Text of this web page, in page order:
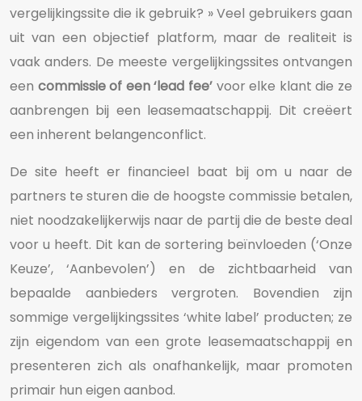
vergelijkingssite die ik gebruik? » Veel gebruikers gaan
uit van een objectief platform, maar de realiteit is
vaak anders. De meeste vergelijkingssites ontvangen
een commissie of een ‘lead fee’ voor elke klant die ze
aanbrengen bij een leasemaatschappij. Dit creëert
een inherent belangenconflict.
De site heeft er financieel baat bij om u naar de
partners te sturen die de hoogste commissie betalen,
niet noodzakelijkerwijs naar de partij die de beste deal
voor u heeft. Dit kan de sortering beïnvloeden (‘Onze
Keuze’, ‘Aanbevolen’) en de zichtbaarheid van
bepaalde aanbieders vergroten. Bovendien zijn
sommige vergelijkingssites ‘white label’ producten; ze
zijn eigendom van een grote leasemaatschappij en
presenteren zich als onafhankelijk, maar promoten
primair hun eigen aanbod.